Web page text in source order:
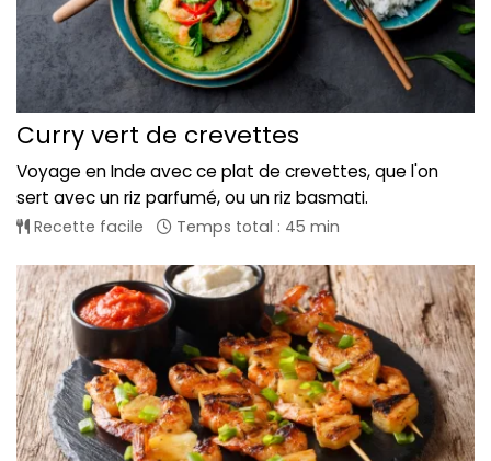
Curry vert de crevettes
Voyage en Inde avec ce plat de crevettes, que l'on
sert avec un riz parfumé, ou un riz basmati.
Recette facile Temps total : 45 min